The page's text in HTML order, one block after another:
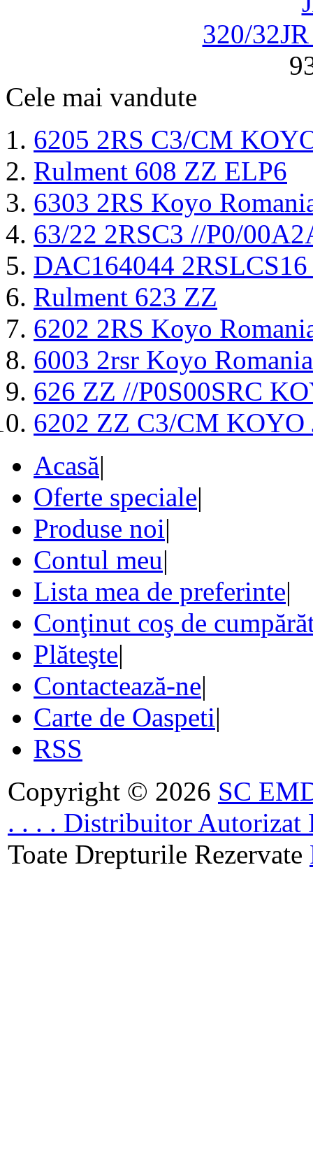
320/
Cele mai vandute
6205 2RS C3/CM
Rulment 608 ZZ ELP6
6303 2RS Koyo
63/22 2RSC3 //P0/
DAC164044
Rulment 623 ZZ
6202 2RS Koyo
6003 2rsr Koyo Romania
626 ZZ //P0S00SRC
6202 ZZ C3/CM KOYO
Acasă|
Oferte speciale|
Produse noi|
Contul meu|
Lista mea de preferinte|
Conţinut coş de
Plăteşte|
Contactează-ne|
Carte de Oaspeti|
RSS
Copyright © 2026 SC
. . . . Distribuitor Autorizat
Toate Drepturile Rezervate